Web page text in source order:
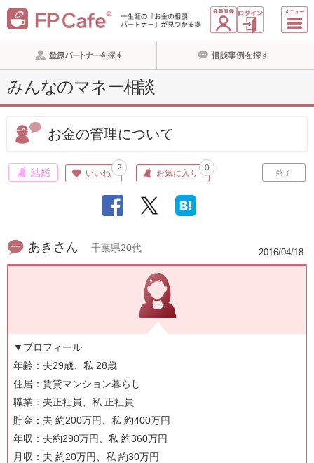
みんなのマネー相談
お金の管理について
結婚 いいね
2
お気に入り
0 終了
あきさん 千葉県20代 2016/04/18
▼プロフィール
年齢：夫29歳、私 28歳
住居：賃貸マンション暮らし
職業：夫正社員、私 正社員
貯金：夫 約200万円、私 約400万円
年収：夫約290万円、私 約360万円
月収：夫 約20万円、私 約30万円